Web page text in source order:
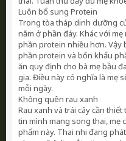
Luôn bổ sung Protein
Trong tòa tháp dinh dưỡng
nằm ở phần đáy. Khác với
phần protein nhiều hơn. Vậy
phần protein và bốn khẩu
ăn quy định cho bà mẹ bầu
gia. Điều này có nghĩa là mẹ
mỗi ngày.
Không quên rau xanh
Rau xanh và trái cây cần
tin mình mang song thai, mẹ
phẩm này. Thai nhi đang